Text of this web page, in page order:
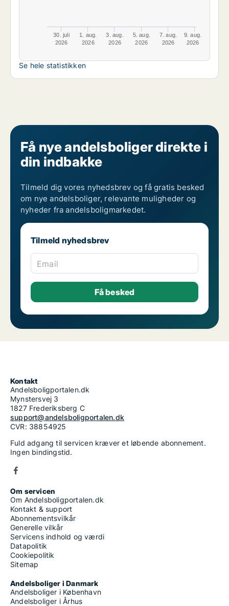
30. juli
2026
1. aug.
2026
3. aug.
2026
5. aug.
2026
7. aug.
2026
9. aug.
2026
Se hele statistikken
Få nye andelsboliger direkte i
din indbakke
Tilmeld dig vores nyhedsbrev og få gratis besked
om nye andelsboliger, relevante muligheder og
nyheder fra andelsboligmarkedet.
Tilmeld nyhedsbrev
Email
Kontakt
Andelsboligportalen.dk
Mynstersvej 3
1827 Frederiksberg C
support@andelsboligportalen.dk
CVR: 38854925
Fuld adgang til servicen kræver et løbende abonnement.
Ingen bindingstid.
Om servicen
Om Andelsboligportalen.dk
Kontakt & support
Abonnementsvilkår
Generelle vilkår
Servicens indhold og værdi
Datapolitik
Cookiepolitik
Sitemap
Andelsboliger i Danmark
Andelsboliger i København
Andelsboliger i Århus